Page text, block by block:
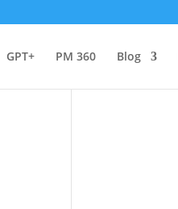
GPT+ PM 360 Blog